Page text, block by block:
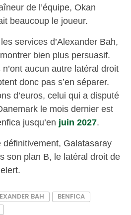
de l’équipe, Okan
beaucoup le joueur.
services d’Alexander Bah,
bien plus persuasif.
aucun autre latéral droit
donc pas s’en séparer.
d’euros, celui qui a disputé
le mois dernier est
jusqu’en juin 2027.
Galatasaray
son plan B, le latéral droit de
BAH
BENFICA